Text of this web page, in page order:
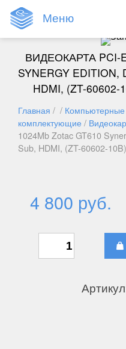
Меню
ВИДЕОКАРТА PCI-E
SYNERGY EDITION,
HDMI, (ZT-60602-
Главная / / Компьютерные
комплектующие /
1024Mb Zotac GT610
Sub, HDMI, (ZT-60602-
4 800 руб.